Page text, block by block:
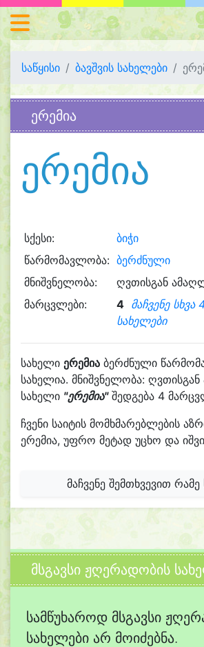
საწყისი ბავშვის სახელები
ერემია
ერემია
სქესი:
ბიჭი
წარმომავლობა: ბერძნული
მნიშვნელობა:
ღვთისგან
მარცვლები:
4 მაჩვენე
სახელები
სახელი ერემია ბერძნული
სახელია. მნიშვნელობა:
სახელი "ერემია"შედგება 4
ჩვენი საიტის მომხმარებლების
ერემია, უფრო მეტად უცხო და
მაჩვენე შემთხვევით
მსგავსი ჟღერადობის
სამწუხაროდ მსგავსი
სახელები არ მოიძებნა.